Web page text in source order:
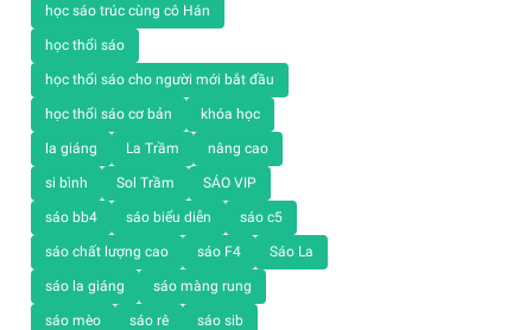
học sáo trúc cùng cô Hán
học thổi sáo
học thổi sáo cho người mới bắt đầu
học thổi sáo cơ bản khóa học
la giáng La Trầm nâng cao
si bình Sol Trầm SÁO VIP
sáo bb4 sáo biểu diễn sáo c5
sáo chất lượng cao sáo F4 Sáo La
sáo la giáng sáo màng rung
sáo mèo sáo rê sáo sib